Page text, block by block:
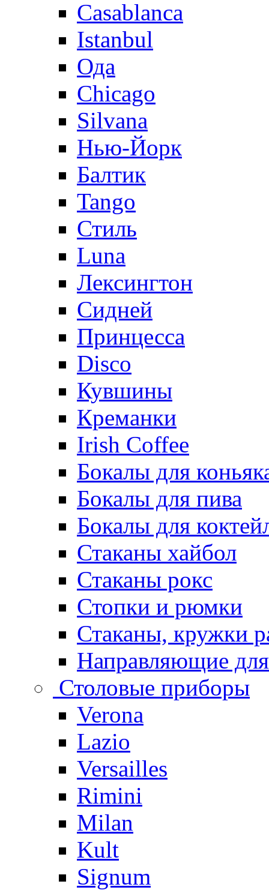
Casablanca
Istanbul
Ода
Chicago
Silvana
Нью-Йорк
Балтик
Tango
Стиль
Luna
Лексингтон
Сидней
Принцесса
Disco
Кувшины
Креманки
Irish Coffee
Бокалы для
Бокалы для пива
Бокалы для
Стаканы хайбол
Стаканы рокс
Стопки и рюмки
Стаканы, кружки
Направляющие
Столовые приборы
Verona
Lazio
Versailles
Rimini
Milan
Kult
Signum